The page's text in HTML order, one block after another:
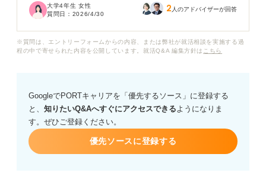
な公式や考え方を押さえておくとよいのでしょうか？
大学4年生 女性
質問日： 2026/4/30 2 人のアドバイザーが回答
※質問は、エントリーフォームからの内容、または弊社が就活相談を実施する過
程の中で寄せられた内容を公開しています。就活Q&A 編集方針は こちら
GoogleでPORTキャリアを「優先するソース」に登録する
と、 知りたいQ&Aへすぐにアクセスできるようになりま
す。ぜひご登録ください。
優先ソースに登録する